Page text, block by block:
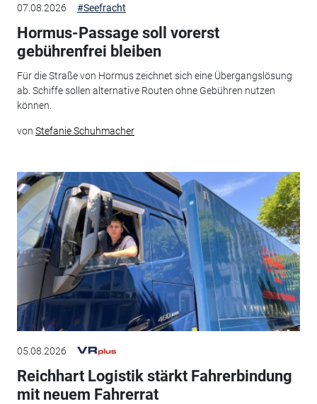
07.08.2026 #Seefracht
Hormus-Passage soll vorerst
gebührenfrei bleiben
Für die Straße von Hormus zeichnet sich eine Übergangslösung
ab. Schiffe sollen alternative Routen ohne Gebühren nutzen
können.
von Stefanie Schuhmacher
05.08.2026
Reichhart Logistik stärkt Fahrerbindung
mit neuem Fahrerrat